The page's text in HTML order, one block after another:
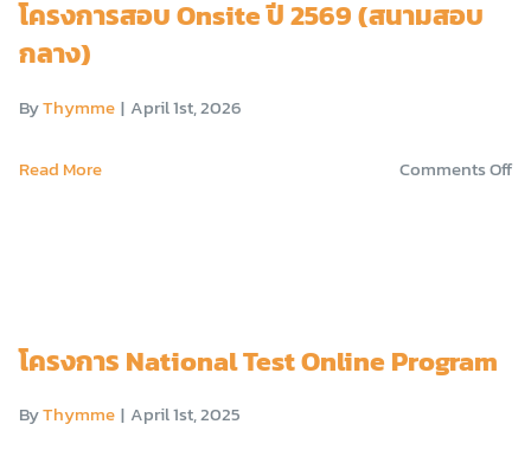
โครงการสอบ Onsite ปี 2569 (สนามสอบ
กลาง)
ByThymme | April 1st, 2026
Read More Comments Offon
โครงการ National Test Online Program
ByThymme | April 1st, 2025